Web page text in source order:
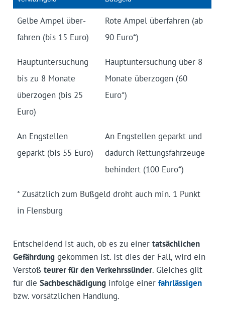
Gelbe Ampel über­
fahren (bis 15 Euro)
Rote Ampel über­fahren (ab
90 Euro*)
Hauptunter­suchung
bis zu 8 Monate
überzogen (bis 25
Euro)
Hauptunter­suchung über 8
Monate überzogen (60
Euro*)
An Eng­stellen
geparkt (bis 55 Euro)
An Eng­stellen geparkt und
dadurch Rettungs­fahrzeuge
behindert (100 Euro*)
* Zusätzlich zum Bußgeld droht auch min. 1 Punkt
in Flensburg
Entscheidend ist auch, ob es zu einer tatsächlichen
Gefährdunggekommen ist. Ist dies der Fall, wird ein
Verstoß teurer für den Verkehrssünder. Gleiches gilt
für die Sachbeschädigunginfolge einer fahrlässigen
bzw. vorsätzlichen Handlung.